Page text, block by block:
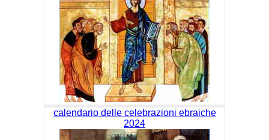
calendario delle celebrazioni ebraiche
2024